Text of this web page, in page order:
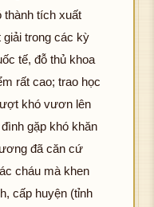
thành tích xuất
trong các kỳ
tế, đỗ thủ khoa
rất cao; trao học
khó vươn lên
gặp khó khăn
đã căn cứ
cháu mà khen
cấp huyện (tỉnh